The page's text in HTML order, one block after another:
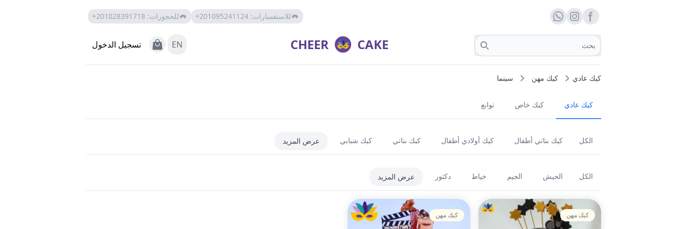
Facebook page
insta
whats للاستفسارات:
+201095241124 للحجوزات:
+201028391718
Search
CHEER CAKE
EN
View Cartتسجيل الدخول
كيك عادي كيك مهن سينما
كيك عادي كيك خاص توابع
الكل كيك بناتي أطفال كيك أولادي أطفال كيك بناتي كيك شبابي عرض المزيد
الكل الجيش الجيم خياط دكتور عرض المزيد
كيك مهن كيك مهن